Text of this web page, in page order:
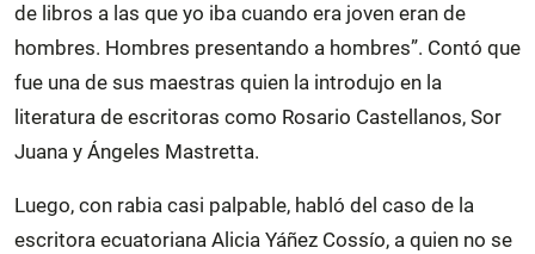
de libros a las que yo iba cuando era joven eran de
hombres. Hombres presentando a hombres”. Contó que
fue una de sus maestras quien la introdujo en la
literatura de escritoras como Rosario Castellanos, Sor
Juana y Ángeles Mastretta.
Luego, con rabia casi palpable, habló del caso de la
escritora ecuatoriana Alicia Yáñez Cossío, a quien no se